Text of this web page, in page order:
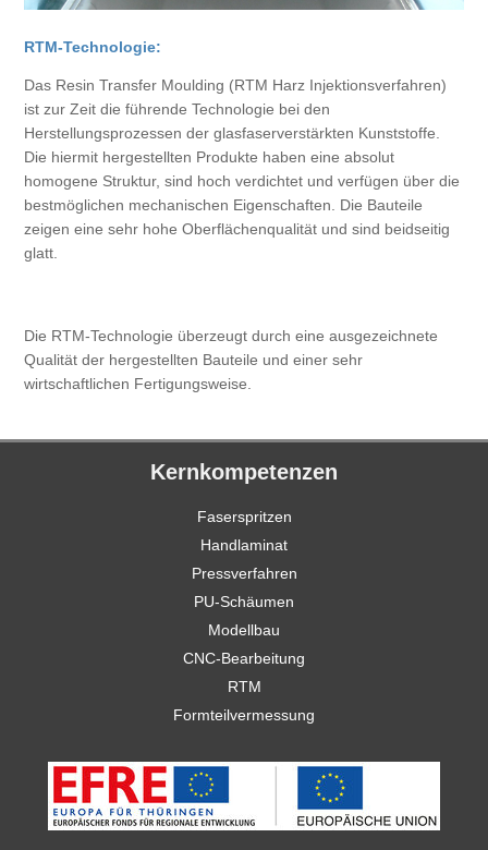
RTM-Technologie:
Das Resin Transfer Moulding (RTM Harz Injektionsverfahren)
ist zur Zeit die führende Technologie bei den
Herstellungsprozessen der glasfaserverstärkten Kunststoffe.
Die hiermit hergestellten Produkte haben eine absolut
homogene Struktur, sind hoch verdichtet und verfügen über die
bestmöglichen mechanischen Eigenschaften. Die Bauteile
zeigen eine sehr hohe Oberflächenqualität und sind beidseitig
glatt.
Die RTM-Technologie überzeugt durch eine ausgezeichnete
Qualität der hergestellten Bauteile und einer sehr
wirtschaftlichen Fertigungsweise.
Kernkompetenzen
Faserspritzen
Handlaminat
Pressverfahren
PU-Schäumen
Modellbau
CNC-Bearbeitung
RTM
Formteilvermessung